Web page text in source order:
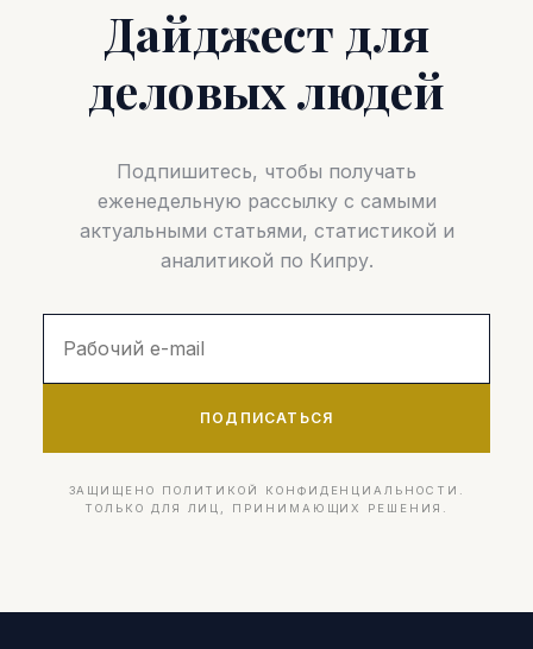
Дайджест для
деловых людей
Подпишитесь, чтобы получать
еженедельную рассылку с самыми
актуальными статьями, статистикой и
аналитикой по Кипру.
ПОДПИСАТЬСЯ
ЗАЩИЩЕНО ПОЛИТИКОЙ КОНФИДЕНЦИАЛЬНОСТИ.
ТОЛЬКО ДЛЯ ЛИЦ, ПРИНИМАЮЩИХ РЕШЕНИЯ.